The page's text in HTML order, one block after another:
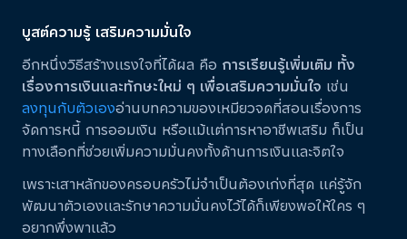
บูสต์ความรู้ เสริมความมั่นใจ
อีกหนึ่งวิธีสร้างแรงใจที่ได้ผล คือ การเรียนรู้เพิ่มเติม ทั้ง
เรื่องการเงินและทักษะใหม่ ๆ เพื่อเสริมความมั่นใจ เช่น
ลงทุนกับตัวเองอ่านบทความของเหมียวจดที่สอนเรื่องการ
จัดการหนี้ การออมเงิน หรือแม้แต่การหาอาชีพเสริม ก็เป็น
ทางเลือกที่ช่วยเพิ่มความมั่นคงทั้งด้านการเงินและจิตใจ
เพราะเสาหลักของครอบครัวไม่จำเป็นต้องเก่งที่สุด แค่รู้จัก
พัฒนาตัวเองและรักษาความมั่นคงไว้ได้ก็เพียงพอให้ใคร ๆ
อยากพึ่งพาแล้ว